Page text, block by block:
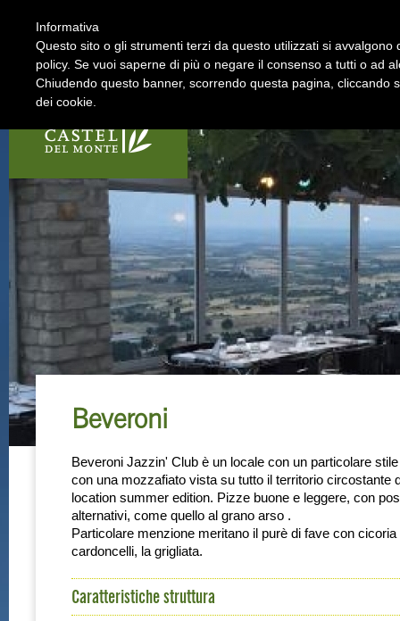
La Strada I soci
Beveroni
Beveroni Jazzin' Club è un locale con un particolare
con una mozzafiato vista su tutto il territorio circostante
location summer edition. Pizze buone e leggere, con
alternativi, come quello al grano arso .
Particolare menzione meritano il purè di fave con
cardoncelli, la grigliata.
Caratteristiche struttura
Informativa
Questo sito o gli strumenti terzi da questo utilizzati si
policy. Se vuoi saperne di più o negare il consenso a tutti o ad
Chiudendo questo banner, scorrendo questa pagina, cliccando
dei cookie.